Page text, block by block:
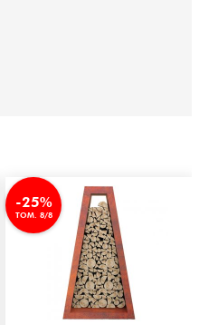
-25%
TOM. 8/8